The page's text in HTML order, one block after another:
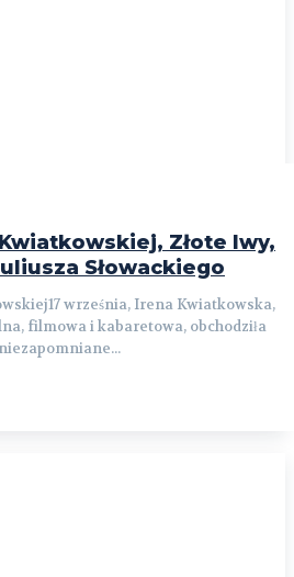
Złote lwy,
Słowackiego
września, Irena Kwiatkowska,
filmowa i kabaretowa, obchodziła